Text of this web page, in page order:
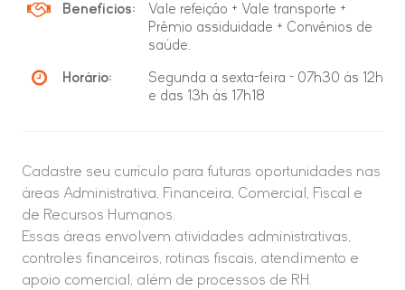
Benefícios:
Vale refeição + Vale transporte +
Prêmio assiduidade + Convênios de
saúde.
Horário:
Segunda a sexta-feira - 07h30 às 12h
e das 13h às 17h18
Cadastre seu currículo para futuras oportunidades nas
áreas Administrativa, Financeira, Comercial, Fiscal e
de Recursos Humanos.
Essas áreas envolvem atividades administrativas,
controles financeiros, rotinas fiscais, atendimento e
apoio comercial, além de processos de RH.